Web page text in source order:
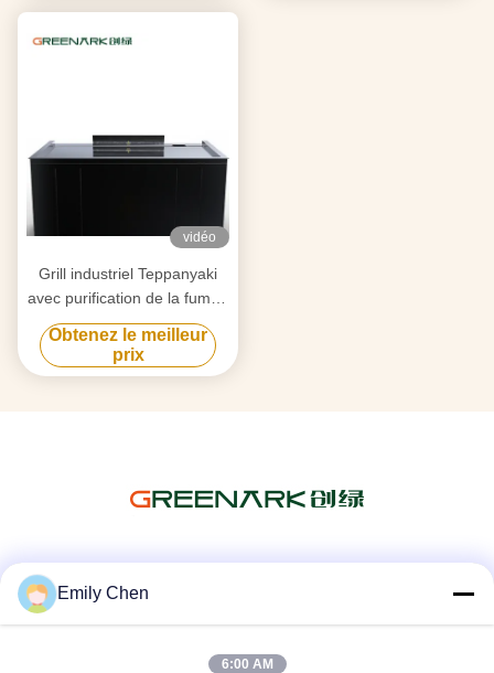
vidéo
Grill industriel Teppanyaki
avec purification de la fumée
par triple flux d'air et
technologie anti-obstruction
Obtenez le meilleur
prix
Emily Chen
6:00 AM